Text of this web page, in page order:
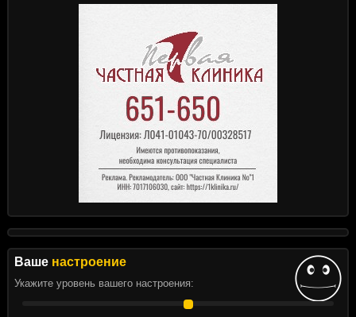
Ваше настроение
Укажите уровень вашего настроения: